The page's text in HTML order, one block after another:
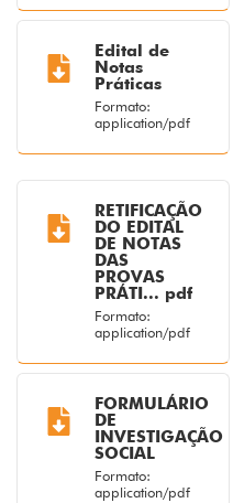
Edital de
Notas
Práticas
Formato:
application/pdf
RETIFICAÇÃO
DO EDITAL
DE NOTAS
DAS
PROVAS
PRÁTI... pdf
Formato:
application/pdf
FORMULÁRIO
DE
INVESTIGAÇÃO
SOCIAL
Formato:
application/pdf